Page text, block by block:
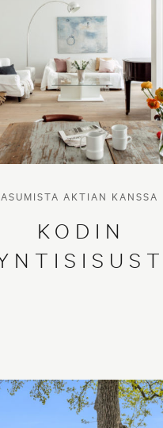
ASUMISTA AKTIAN KANSSA
KODIN